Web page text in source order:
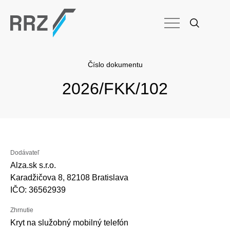
Číslo dokumentu
2026/FKK/102
Dodávateľ
Alza.sk s.r.o.
Karadžičova 8, 82108 Bratislava
IČO: 36562939
Zhrnutie
Kryt na služobný mobilný telefón